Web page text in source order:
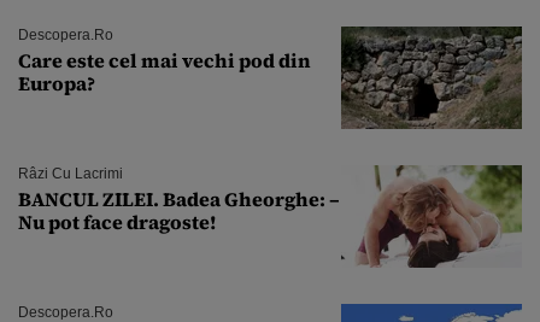
Descopera.ro
Care este cel mai vechi pod din
Europa?
Râzi Cu Lacrimi
BANCUL ZILEI. Badea Gheorghe: –
Nu pot face dragoste!
Descopera.ro